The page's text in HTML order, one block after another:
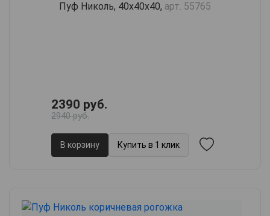
Пуф Николь, 40х40х40, арт. 55765
2390 руб.
2940 руб.
В корзину Купить в 1 клик